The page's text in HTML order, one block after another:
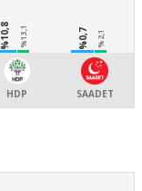
%10,8 %13,1
HDP
%0,7 %2,1
SAADET